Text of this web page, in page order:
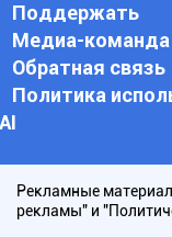
Поддержать
Медиа-команда
Обратная связь
Политика
АI
Рекламные
рекламы" и